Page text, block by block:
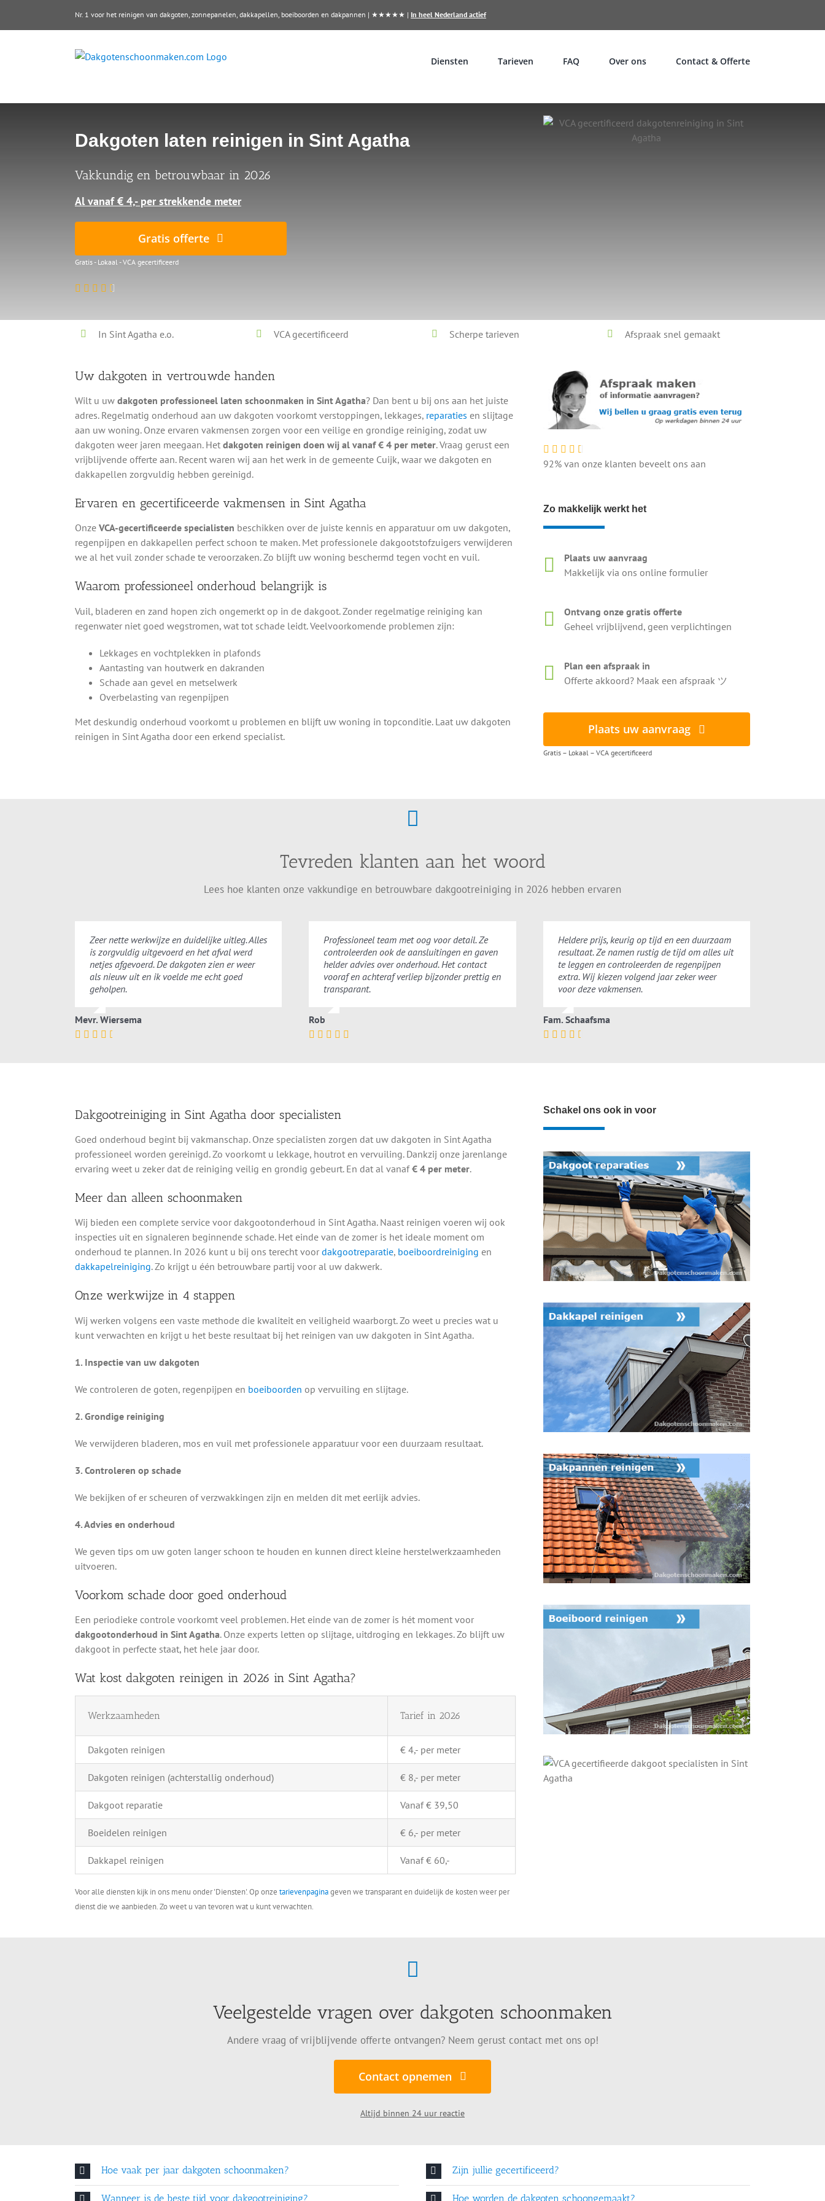
Nr. 1 voor het reinigen van dakgoten, zonnepanelen, dakkapellen, boeiboorden en dakpannen | ★★★★★ | In heel Nederland actief
Diensten Tarieven FAQ Over ons Contact & Offerte
Dakgoten laten reinigen in Sint Agatha
Vakkundig en betrouwbaar in 2026
Al vanaf € 4,- per strekkende meter
Gratis offerte
Gratis - Lokaal - VCA gecertificeerd
In Sint Agatha e.o. VCA gecertificeerd Scherpe tarieven Afspraak snel gemaakt
Uw dakgoten in vertrouwde handen
Wilt u uw dakgoten professioneel laten schoonmaken in Sint Agatha? Dan bent u bij ons aan het juiste
adres. Regelmatig onderhoud aan uw dakgoten voorkomt verstoppingen, lekkages, reparaties en slijtage
aan uw woning. Onze ervaren vakmensen zorgen voor een veilige en grondige reiniging, zodat uw
dakgoten weer jaren meegaan. Het dakgoten reinigen doen wij al vanaf € 4 per meter. Vraag gerust een
vrijblijvende offerte aan. Recent waren wij aan het werk in de gemeente Cuijk, waar we dakgoten en
dakkapellen zorgvuldig hebben gereinigd.
Ervaren en gecertificeerde vakmensen in Sint Agatha
Onze VCA-gecertificeerde specialisten beschikken over de juiste kennis en apparatuur om uw dakgoten,
regenpijpen en dakkapellen perfect schoon te maken. Met professionele dakgootstofzuigers verwijderen
we al het vuil zonder schade te veroorzaken. Zo blijft uw woning beschermd tegen vocht en vuil.
Waarom professioneel onderhoud belangrijk is
Vuil, bladeren en zand hopen zich ongemerkt op in de dakgoot. Zonder regelmatige reiniging kan
regenwater niet goed wegstromen, wat tot schade leidt. Veelvoorkomende problemen zijn:
Lekkages en vochtplekken in plafonds
Aantasting van houtwerk en dakranden
Schade aan gevel en metselwerk
Overbelasting van regenpijpen
Met deskundig onderhoud voorkomt u problemen en blijft uw woning in topconditie. Laat uw dakgoten
reinigen in Sint Agatha door een erkend specialist.
92% van onze klanten beveelt ons aan
Zo makkelijk werkt het
Plaats uw aanvraag
Makkelijk via ons online formulier
Ontvang onze gratis offerte
Geheel vrijblijvend, geen verplichtingen
Plan een afspraak in
Offerte akkoord? Maak een afspraak ツ
Plaats uw aanvraag
Gratis – Lokaal – VCA gecertificeerd
Tevreden klanten aan het woord
Lees hoe klanten onze vakkundige en betrouwbare dakgootreiniging in 2026 hebben ervaren
Zeer nette werkwijze en duidelijke uitleg. Alles
is zorgvuldig uitgevoerd en het afval werd
netjes afgevoerd. De dakgoten zien er weer
als nieuw uit en ik voelde me echt goed
geholpen.
Mevr. Wiersema
Professioneel team met oog voor detail. Ze
controleerden ook de aansluitingen en gaven
helder advies over onderhoud. Het contact
vooraf en achteraf verliep bijzonder prettig en
transparant.
Rob
Heldere prijs, keurig op tijd en een duurzaam
resultaat. Ze namen rustig de tijd om alles uit
te leggen en controleerden de regenpijpen
extra. Wij kiezen volgend jaar zeker weer
voor deze vakmensen.
Fam. Schaafsma
Dakgootreiniging in Sint Agatha door specialisten
Goed onderhoud begint bij vakmanschap. Onze specialisten zorgen dat uw dakgoten in Sint Agatha
professioneel worden gereinigd. Zo voorkomt u lekkage, houtrot en vervuiling. Dankzij onze jarenlange
ervaring weet u zeker dat de reiniging veilig en grondig gebeurt. En dat al vanaf€ 4 per meter.
Meer dan alleen schoonmaken
Wij bieden een complete service voor dakgootonderhoud in Sint Agatha. Naast reinigen voeren wij ook
inspecties uit en signaleren beginnende schade. Het einde van de zomer is het ideale moment om
onderhoud te plannen. In 2026 kunt u bij ons terecht voor dakgootreparatie, boeiboordreiniging en
dakkapelreiniging. Zo krijgt u één betrouwbare partij voor al uw dakwerk.
Onze werkwijze in 4 stappen
Wij werken volgens een vaste methode die kwaliteit en veiligheid waarborgt. Zo weet u precies wat u
kunt verwachten en krijgt u het beste resultaat bij het reinigen van uw dakgoten in Sint Agatha.
1. Inspectie van uw dakgoten
We controleren de goten, regenpijpen en boeiboorden op vervuiling en slijtage.
2. Grondige reiniging
We verwijderen bladeren, mos en vuil met professionele apparatuur voor een duurzaam resultaat.
3. Controleren op schade
We bekijken of er scheuren of verzwakkingen zijn en melden dit met eerlijk advies.
4. Advies en onderhoud
We geven tips om uw goten langer schoon te houden en kunnen direct kleine herstelwerkzaamheden
uitvoeren.
Voorkom schade door goed onderhoud
Een periodieke controle voorkomt veel problemen. Het einde van de zomer is hét moment voor
dakgootonderhoud in Sint Agatha. Onze experts letten op slijtage, uitdroging en lekkages. Zo blijft uw
dakgoot in perfecte staat, het hele jaar door.
Wat kost dakgoten reinigen in 2026 in Sint Agatha?
Werkzaamheden Tarief in 2026
Dakgoten reinigen € 4,- per meter
Dakgoten reinigen (achterstallig onderhoud) € 8,- per meter
Dakgoot reparatie Vanaf € 39,50
Boeidelen reinigen € 6,- per meter
Dakkapel reinigen Vanaf € 60,-
Voor alle diensten kijk in ons menu onder 'Diensten'. Op onze tarievenpaginageven we transparant en duidelijk de kosten weer per
dienst die we aanbieden. Zo weet u van tevoren wat u kunt verwachten.
Schakel ons ook in voor
Veelgestelde vragen over dakgoten schoonmaken
Andere vraag of vrijblijvende offerte ontvangen? Neem gerust contact met ons op!
Contact opnemen
Altijd binnen 24 uur reactie
Hoe vaak per jaar dakgoten schoonmaken?
Wanneer is de beste tijd voor dakgootreiniging?
Zijn jullie gecertificeerd?
Hoe worden de dakgoten schoongemaakt?